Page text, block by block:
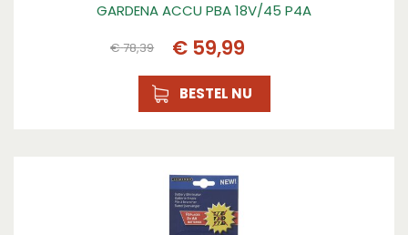
GARDENA ACCU PBA 18V/45 P4A
€78,39 € 59,99
BESTEL NU